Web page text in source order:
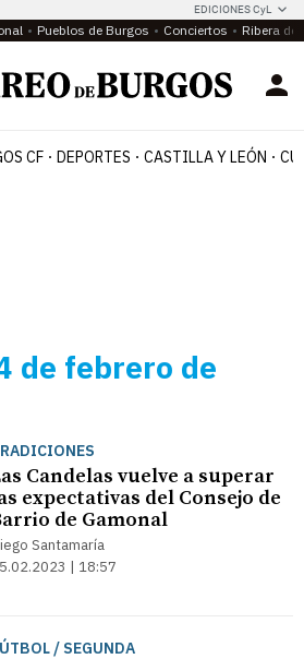
EDICIONES CyL
Pueblos de Burgos Conciertos Ribera del
CF DEPORTES CASTILLA Y LEÓN
de febrero de
Candelas vuelve a superar
expectativas del Consejo de
de Gamonal
Santamaría
| 18:57
/ SEGUNDA